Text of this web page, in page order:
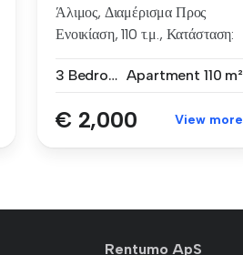
Άλιμος, Διαμέρισμα Προς
Ενοικίαση, 110 τ.μ., Κατάσταση:
3 Bedrooms Apartment 110 m²
€ 2,000 View more
Rentumo ApS